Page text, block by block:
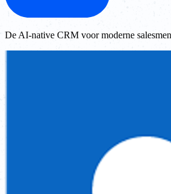
De AI-native CRM voor moderne